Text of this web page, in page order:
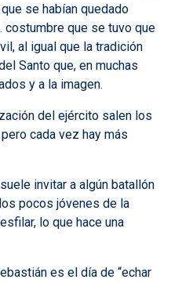
se habían quedado
costumbre que se tuvo que
al igual que la tradición
Santo que, en muchas
y a la imagen.
del ejército salen los
cada vez hay más
invitar a algún batallón
pocos jóvenes de la
lo que hace una
es el día de “echar